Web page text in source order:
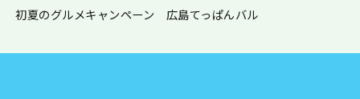
初夏のグルメキャンペーン 広島てっぱんバル